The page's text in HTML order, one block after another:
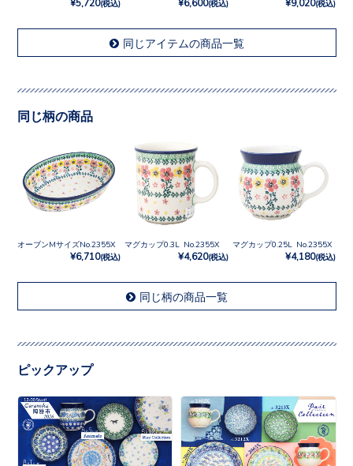
¥5,720(税込) ¥6,600(税込) ¥9,020(税込)
同じアイテムの商品一覧
同じ柄の商品
オーブンMサイズNo.2355X
¥6,710(税込)
マグカップ0.3L No.2355X
¥4,620(税込)
マグカップ0.25L No.2355X
¥4,180(税込)
同じ柄の商品一覧
ピックアップ